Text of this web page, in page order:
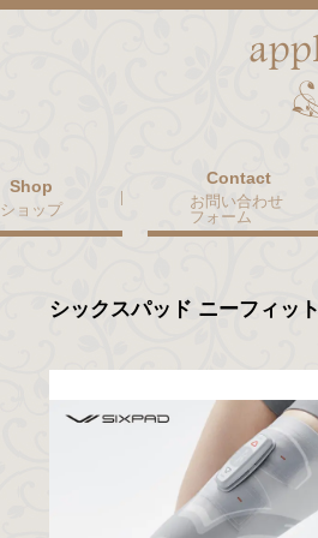
ショップ
お問い合わせ
フォーム
シックスパッド ニーフィット